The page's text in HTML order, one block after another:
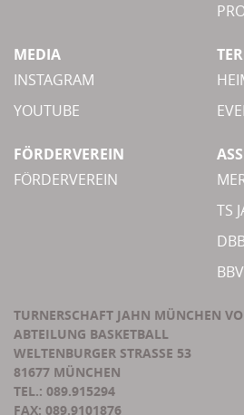
MEDIA
INSTAGRAM
YOUTUBE
FÖRDERVEREIN
FÖRDERVEREIN
TS
BBV
TURNERSCHAFT JAHN MÜNCHEN
ABTEILUNG BASKETBALL
WELTENBURGER STRASSE 53
81677 MÜNCHEN
TEL.: 089.915294
FAX: 089.9101876